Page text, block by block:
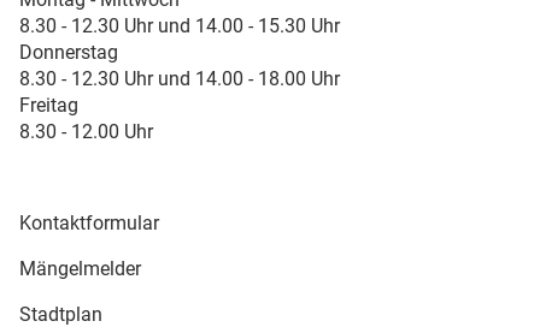
8.30 - 12.30 Uhr und 14.00 - 15.30 Uhr
Donnerstag
8.30 - 12.30 Uhr und 14.00 - 18.00 Uhr
Freitag
8.30 - 12.00 Uhr
Kontaktformular
Mängelmelder
Stadtplan